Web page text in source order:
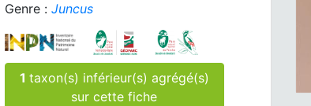
Genre : Juncus
1 taxon(s) inférieur(s) agrégé(s)
sur cette fiche